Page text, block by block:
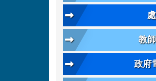
教
政府